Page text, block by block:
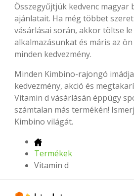
Összegyűjtjük kedvenc magyar
ajánlatait. Ha még többet
vásárlásai során, akkor töltse le
alkalmazásunkat és máris az
minden kedvezmény.
Minden Kimbino-rajongó
kedvezmény, akció és
Vitamin d vásárlásán éppúgy
számtalan más termékén!
Kimbino világát.
Termékek
Vitamin d